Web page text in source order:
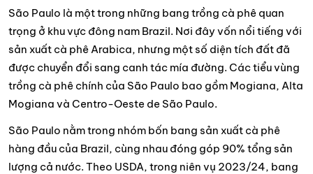
São Paulo là một trong những bang trồng cà phê quan
trọng ở khu vực đông nam Brazil. Nơi đây vốn nổi tiếng với
sản xuất cà phê Arabica, nhưng một số diện tích đất đã
được chuyển đổi sang canh tác mía đường. Các tiểu vùng
trồng cà phê chính của São Paulo bao gồm Mogiana, Alta
Mogiana và Centro-Oeste de São Paulo.
São Paulo nằm trong nhóm bốn bang sản xuất cà phê
hàng đầu của Brazil, cùng nhau đóng góp 90% tổng sản
lượng cả nước. Theo USDA, trong niên vụ 2023/24, bang